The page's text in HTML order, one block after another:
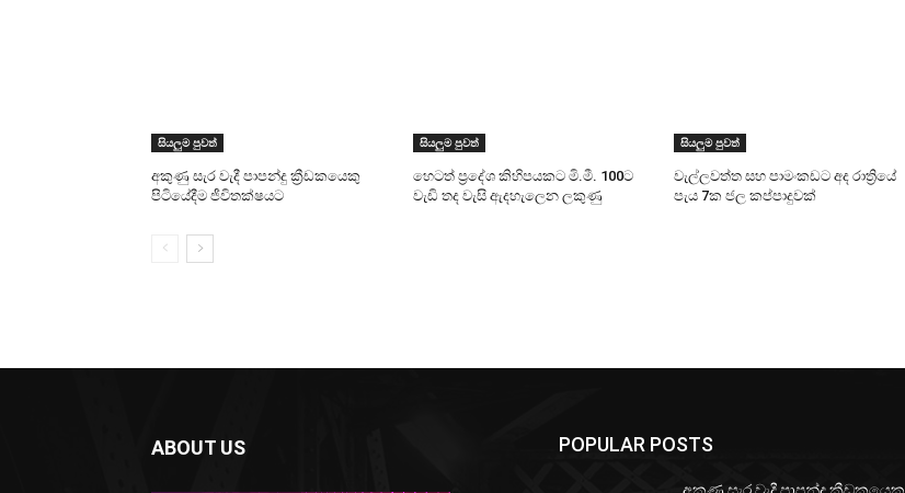
සියලුම පුවත්
අකුණු සැර වැදී පාපන්දු ක්‍රීඩකයෙකු
පිටියේදීම ජීවිතක්ෂයට
සියලුම පුවත්
හෙටත් ප්‍රදේශ කිහිපයකට මි.මී. 100ට
වැඩි තද වැසි ඇදහැලෙන ලකුණු
සියලුම පුවත්
වැල්ලවත්ත සහ පාමංකඩට අද රාත්‍රියේ
පැය 7ක ජල කප්පාදුවක්
ABOUT US POPULAR POSTS
අකුණු සැර වැදී පාපන්දු ක්‍රීඩකයෙකු